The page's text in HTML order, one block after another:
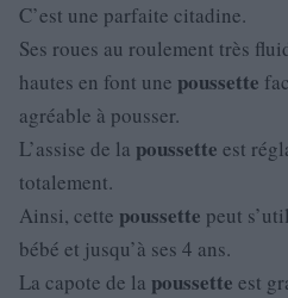
C’est une parfaite citadine.
Ses roues au roulement très
hautes en font une poussette
agréable à pousser.
L’assise de la poussette est
totalement.
Ainsi, cette poussette peut
bébé et jusqu’à ses 4 ans.
La capote de la poussette est